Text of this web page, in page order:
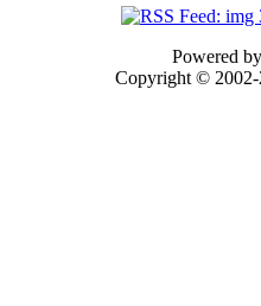
Powered by
Copyright © 2002-